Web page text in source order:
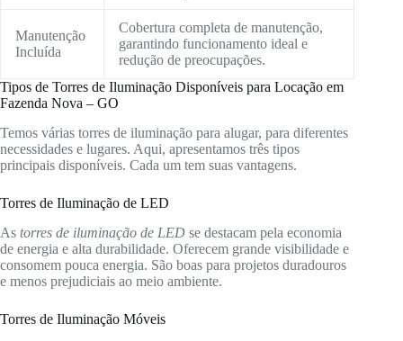
Manutenção
Incluída
Cobertura completa de manutenção,
garantindo funcionamento ideal e
redução de preocupações.
Tipos de Torres de Iluminação Disponíveis para Locação em
Fazenda Nova – GO
Temos várias torres de iluminação para alugar, para diferentes
necessidades e lugares. Aqui, apresentamos três tipos
principais disponíveis. Cada um tem suas vantagens.
Torres de Iluminação de LED
As torres de iluminação de LED se destacam pela economia
de energia e alta durabilidade. Oferecem grande visibilidade e
consomem pouca energia. São boas para projetos duradouros
e menos prejudiciais ao meio ambiente.
Torres de Iluminação Móveis